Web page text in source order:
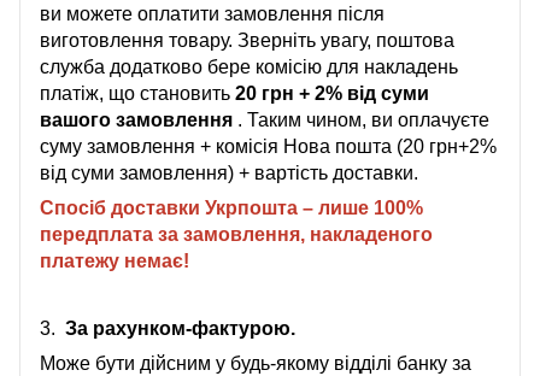
ви можете оплатити замовлення після
виготовлення товару. Зверніть увагу, поштова
служба додатково бере комісію для накладень
платіж, що становить 20 грн + 2% від суми
вашого замовлення . Таким чином, ви оплачуєте
суму замовлення + комісія Нова пошта (20 грн+2%
від суми замовлення) + вартість доставки.
Спосіб доставки Укрпошта – лише 100%
передплата за замовлення, накладеного
платежу немає!
3. За рахунком-фактурою.
Може бути дійсним у будь-якому відділі банку за